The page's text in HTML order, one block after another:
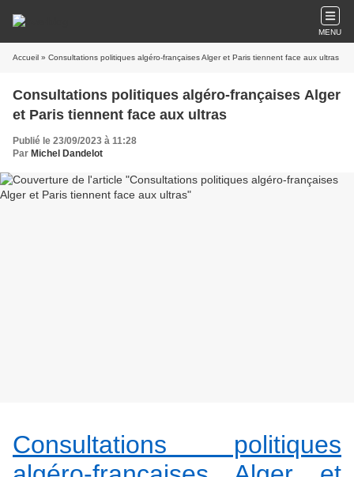
MENU
Accueil » Consultations politiques algéro-françaises Alger et Paris tiennent face aux ultras
Consultations politiques algéro-françaises Alger
et Paris tiennent face aux ultras
Publié le 23/09/2023 à 11:28
Par Michel Dandelot
Consultations politiques